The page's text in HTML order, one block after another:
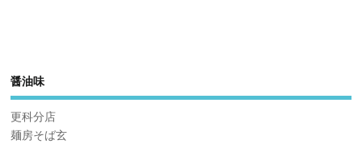
醤油味
更科分店
麺房そば玄